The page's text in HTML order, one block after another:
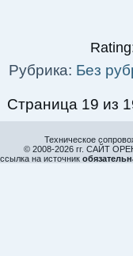
Рубрика: Без
Страница 19 из
Техническое
© 2008-2026 гг. САЙТ
на источник